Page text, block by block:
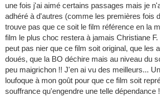
une fois j'ai aimé certains passages mais je
adhéré à d'autres (comme les premières fois
trouve pas que ce soit le film référence en la
film le plus choc restera à jamais Christiane
peut pas nier que ce film soit original, que les
doués, que la BO déchire mais au niveau du
peu maigrichon !! J'en ai vu des meilleurs...
loufoque à mon goût pour que ce film soit
souffrance qu'engendre une telle dépendance !